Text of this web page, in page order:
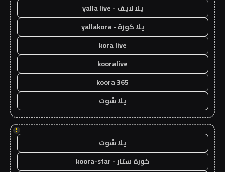
يلا لايف - yalla live
يلا كورة - yallakora
kora live
kooralive
koora 365
يلا شوت
!
يلا شوت
كورة ستار - koora-star